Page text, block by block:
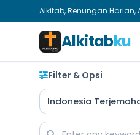
Alkitab, Renungan Harian,
Alkitabku
Filter & Opsi
Indonesia